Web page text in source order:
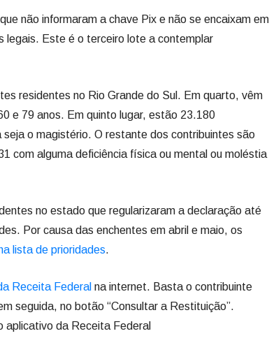
não informaram a chave Pix e não se encaixam em
legais. Este é o terceiro lote a contemplar
residentes no Rio Grande do Sul. Em quarto, vêm
e 79 anos. Em quinto lugar, estão 23.180
o magistério. O restante dos contribuintes são
com alguma deficiência física ou mental ou moléstia
no estado que regularizaram a declaração até
Por causa das enchentes em abril e maio, os
lista de prioridades.
Receita Federal na internet. Basta o contribuinte
seguida, no botão “Consultar a Restituição”.
aplicativo da Receita Federal